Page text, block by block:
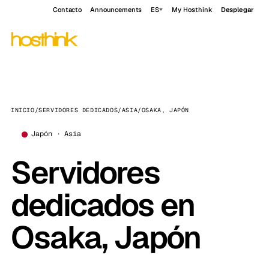
Contacto Announcements ES My Hosthink Desplegar
INICIO/SERVIDORES DEDICADOS/ASIA/OSAKA, JAPÓN
Japón · Asia
Servidores
dedicados en
Osaka, Japón